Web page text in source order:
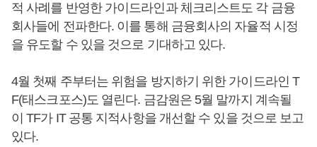
적 사례를 반영한 가이드라인과 체크리스트도 각 금융
회사들에 전파한다. 이를 통해 금융회사의 자율적 시정
을 유도할 수 있을 것으로 기대하고 있다.
4월 첫째 주부터는 위험을 방지하기 위한 가이드라인 T
F(태스크포스)도 열린다. 금감원은 5월 말까지 계속될
이 TF가 IT 공통 지적사항을 개선할 수 있을 것으로 보고
있다.